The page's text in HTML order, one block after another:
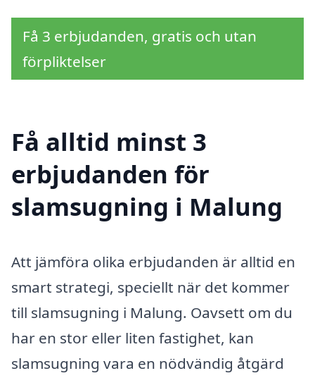
Få 3 erbjudanden, gratis och utan
förpliktelser
Få alltid minst 3
erbjudanden för
slamsugning i Malung
Att jämföra olika erbjudanden är alltid en
smart strategi, speciellt när det kommer
till slamsugning i Malung. Oavsett om du
har en stor eller liten fastighet, kan
slamsugning vara en nödvändig åtgärd